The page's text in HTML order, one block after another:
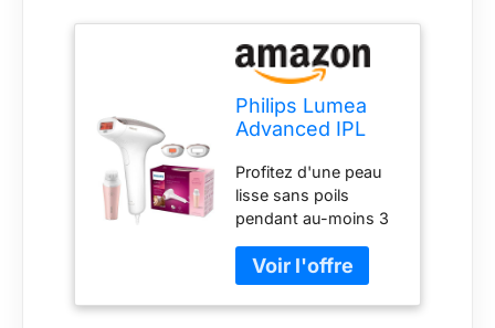
Philips Lumea
Advanced IPL
Appareil
d'épilation avec
2 accessoires
pour visage et
corps et brosse
nettoyante
visage VisaPure
Profitez d'une peau
lisse sans poils
pendant au-moins 3
moins 85 % des poils
en 3 traitements.
Technologie IPL